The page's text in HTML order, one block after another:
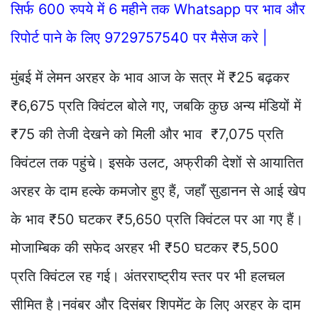
सिर्फ 600 रुपये में 6 महीने तक Whatsapp पर भाव और
रिपोर्ट पाने के लिए 9729757540 पर मैसेज करे |
मुंबई में लेमन अरहर के भाव आज के सत्र में ₹25 बढ़कर
₹6,675 प्रति क्विंटल बोले गए, जबकि कुछ अन्य मंडियों में
₹75 की तेजी देखने को मिली और भाव ₹7,075 प्रति
क्विंटल तक पहुंचे। इसके उलट, अफ्रीकी देशों से आयातित
अरहर के दाम हल्के कमजोर हुए हैं, जहाँ सुडानन से आई खेप
के भाव ₹50 घटकर ₹5,650 प्रति क्विंटल पर आ गए हैं।
मोजाम्बिक की सफेद अरहर भी ₹50 घटकर ₹5,500
प्रति क्विंटल रह गई। अंतरराष्ट्रीय स्तर पर भी हलचल
सीमित है।नवंबर और दिसंबर शिपमेंट के लिए अरहर के दाम